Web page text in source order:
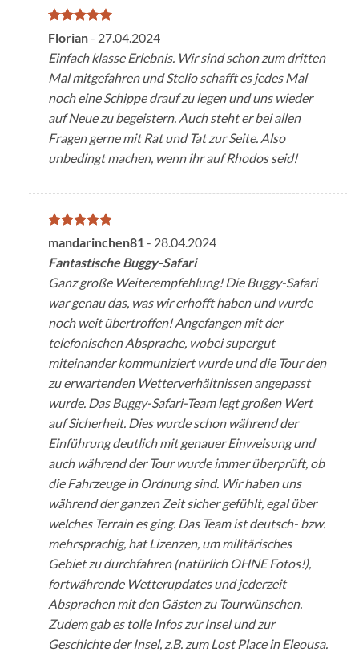
Valutato
5
su 5
Florian- 27.04.2024
Einfach klasse Erlebnis. Wir sind schon zum dritten
Mal mitgefahren und Stelio schafft es jedes Mal
noch eine Schippe drauf zu legen und uns wieder
auf Neue zu begeistern. Auch steht er bei allen
Fragen gerne mit Rat und Tat zur Seite. Also
unbedingt machen, wenn ihr auf Rhodos seid!
Valutato5
su 5
mandarinchen81- 28.04.2024
Fantastische Buggy-Safari
Ganz große Weiterempfehlung! Die Buggy-Safari
war genau das, was wir erhofft haben und wurde
noch weit übertroffen! Angefangen mit der
telefonischen Absprache, wobei supergut
miteinander kommuniziert wurde und die Tour den
zu erwartenden Wetterverhältnissen angepasst
wurde. Das Buggy-Safari-Team legt großen Wert
auf Sicherheit. Dies wurde schon während der
Einführung deutlich mit genauer Einweisung und
auch während der Tour wurde immer überprüft, ob
die Fahrzeuge in Ordnung sind. Wir haben uns
während der ganzen Zeit sicher gefühlt, egal über
welches Terrain es ging. Das Team ist deutsch- bzw.
mehrsprachig, hat Lizenzen, um militärisches
Gebiet zu durchfahren (natürlich OHNE Fotos!),
fortwährende Wetterupdates und jederzeit
Absprachen mit den Gästen zu Tourwünschen.
Zudem gab es tolle Infos zur Insel und zur
Geschichte der Insel, z.B. zum Lost Place in Eleousa.